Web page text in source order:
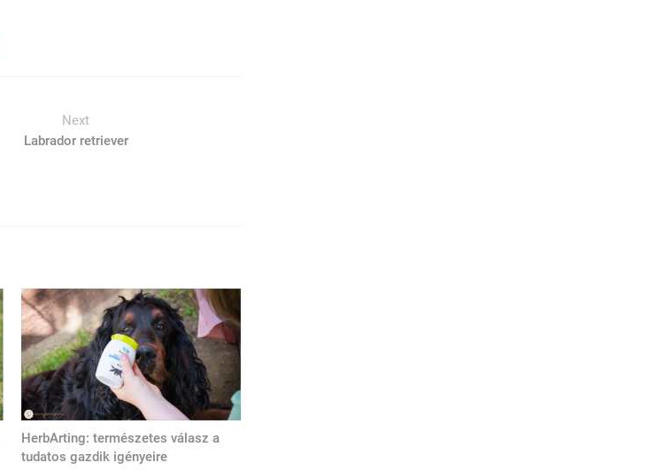
Next
Labrador retriever
HerbArting: természetes válasz a
tudatos gazdik igényeire